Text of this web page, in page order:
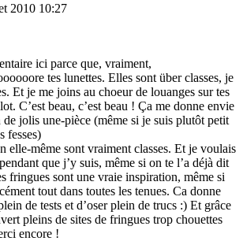
2010 10:27
ici parce que, vraiment,
tes lunettes. Elles sont über classes, je
Et je me joins au choeur de louanges sur tes
C’est beau, c’est beau ! Ça me donne envie
de jolis une-pièce (même si je suis plutôt petit
fesses)
elle-même sont vraiment classes. Et je voulais
que j’y suis, même si on te l’a déjà dit
fringues sont une vraie inspiration, même si
tout dans toutes les tenues. Ca donne
de tests et d’oser plein de trucs :) Et grâce
pleins de sites de fringues trop chouettes
encore !